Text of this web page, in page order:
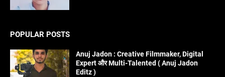
POPULAR POSTS
Anuj Jadon : Creative Filmmaker, Digital
Expert और Multi-Talented ( Anuj Jadon
Editz )